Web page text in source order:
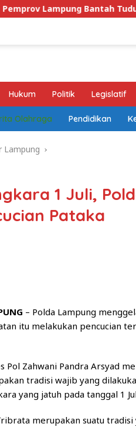
Bantah Tuduhan
Hukum Politik Legislatif
Olahraga Pendidikan
Lampung
1 Juli,
Pataka
– Polda Lampung
itu melakukan pencucian
Pol Zahwani Pandra Arsyad
tradisi wajib yang
yang jatuh pada tanggal 1
merupakan suatu